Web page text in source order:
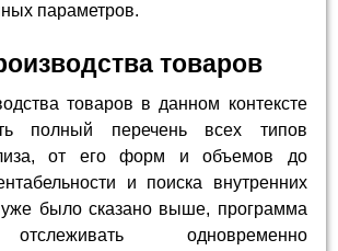
параметров.
товаров
товаров в данном контексте
полный перечень всех типов
от его форм и объемов до
и поиска внутренних
уже было сказано выше, программа
одновременно